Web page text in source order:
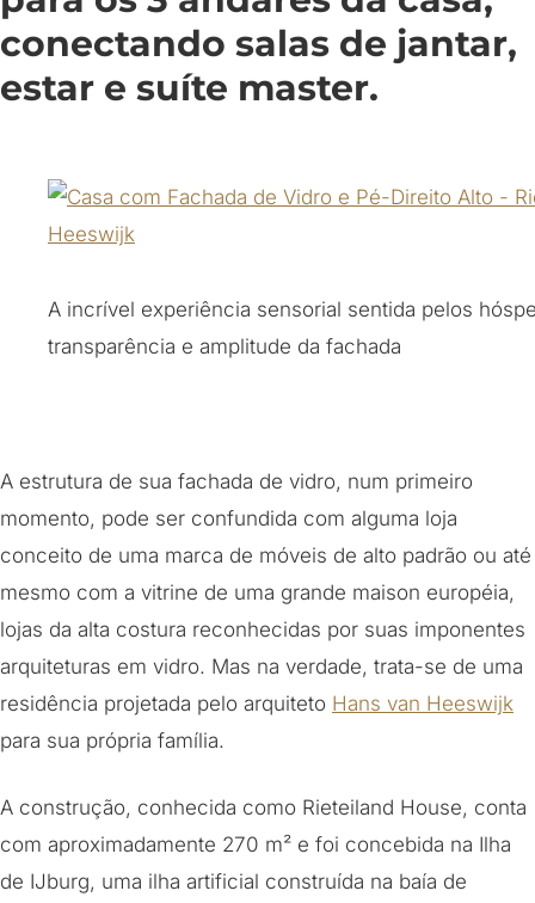
conectando salas de jantar,
estar e suíte master.
A incrível experiência sensorial sentida pelos
transparência e amplitude da fachada
A estrutura de sua fachada de vidro, num primeiro
momento, pode ser confundida com alguma loja
conceito de uma marca de móveis de alto padrão ou até
mesmo com a vitrine de uma grande maison européia,
lojas da alta costura reconhecidas por suas imponentes
arquiteturas em vidro. Mas na verdade, trata-se de uma
residência projetada pelo arquiteto Hans van Heeswijk
para sua própria família.
A construção, conhecida como Rieteiland House, conta
com aproximadamente 270 m² e foi concebida na Ilha
de IJburg, uma ilha artificial construída na baía de